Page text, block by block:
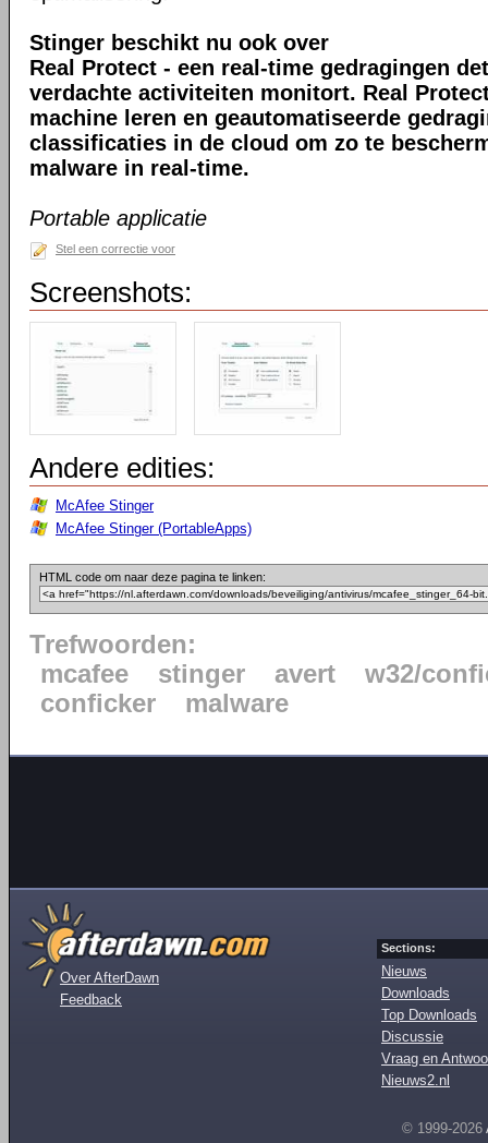
Stinger beschikt nu ook over
Real Protect - een real-time gedragingen
verdachte activiteiten monitort. Real
machine leren en geautomatiseerde
classificaties in de cloud om zo te
malware in real-time.
Portable applicatie
Stel een correctie voor
Screenshots:
Andere edities:
McAfee Stinger
McAfee Stinger (PortableApps)
HTML code om naar deze pagina te linken:
Trefwoorden:
mcafee
stinger avert
w32/
conficker
malware
Over AfterDawn
Feedback
Sections:
Nieuws
Downloads
Top Downloads
Discussie
Vraag en
Nieuws2.nl
© 1999-2026